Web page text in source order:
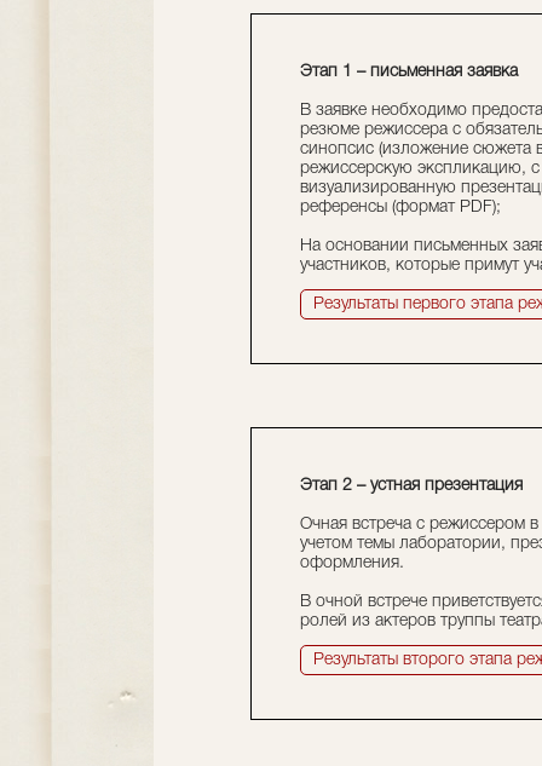
Этап 1 – письменная заявка
В заявке необходимо
резюме режиссера с
синопсис (изложение сюжета
режиссерскую экспликацию, с
визуализированную
референсы (формат PDF);
На основании письменных
участников, которые примут
Результаты первого этапа
Этап 2 – устная презентация
Очная встреча с режиссером
учетом темы лаборатории,
оформления.
В очной встрече
ролей из актеров труппы
Результаты второго этапа